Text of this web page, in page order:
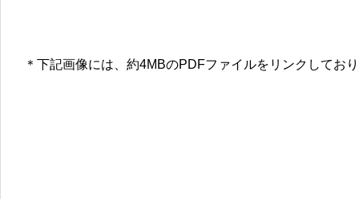
＊下記画像には、約4MBのPDFファイルをリンクしてお